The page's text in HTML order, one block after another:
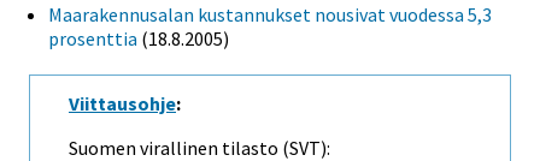
Maarakennusalan kustannukset nousivat vuodessa 5,3
prosenttia (18.8.2005)
Viittausohje:
Suomen virallinen tilasto (SVT):